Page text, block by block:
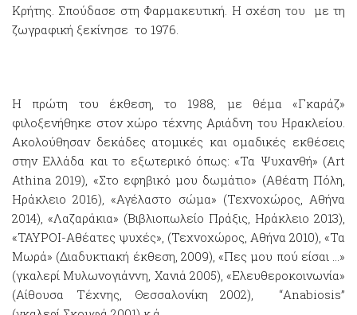
Κρήτης. Σπούδασε στη Φαρμακευτική. Η σχέση του με τη
ζωγραφική ξεκίνησε το 1976.
Η πρώτη του έκθεση, το 1988, με θέμα «Γκαράζ»
φιλοξενήθηκε στον χώρο τέχνης Αριάδνη του Ηρακλείου.
Ακολούθησαν δεκάδες ατομικές και ομαδικές εκθέσεις
στην Ελλάδα και το εξωτερικό όπως: «Τα Ψυχανθή» (Art
Athina 2019), «Στο εφηβικό μου δωμάτιο» (Αθέατη Πόλη,
Ηράκλειο 2016), «Αγέλαστο σώμα» (Τεχνοχώρος, Αθήνα
2014), «Λαζαράκια» (Βιβλιοπωλείο Πράξις, Ηράκλειο 2013),
«ΤΑΥΡΟΙ-Αθέατες ψυχές», (Τεχνοχώρος, Αθήνα 2010), «Τα
Μωρά» (Διαδυκτιακή έκθεση, 2009), «Πες μου πού είσαι …»
(γκαλερί Mυλωνογιάννη, Χανιά 2005), «Ελευθεροκοινωνία»
(Αίθουσα Τέχνης, Θεσσαλονίκη 2002), “Anabiosis”